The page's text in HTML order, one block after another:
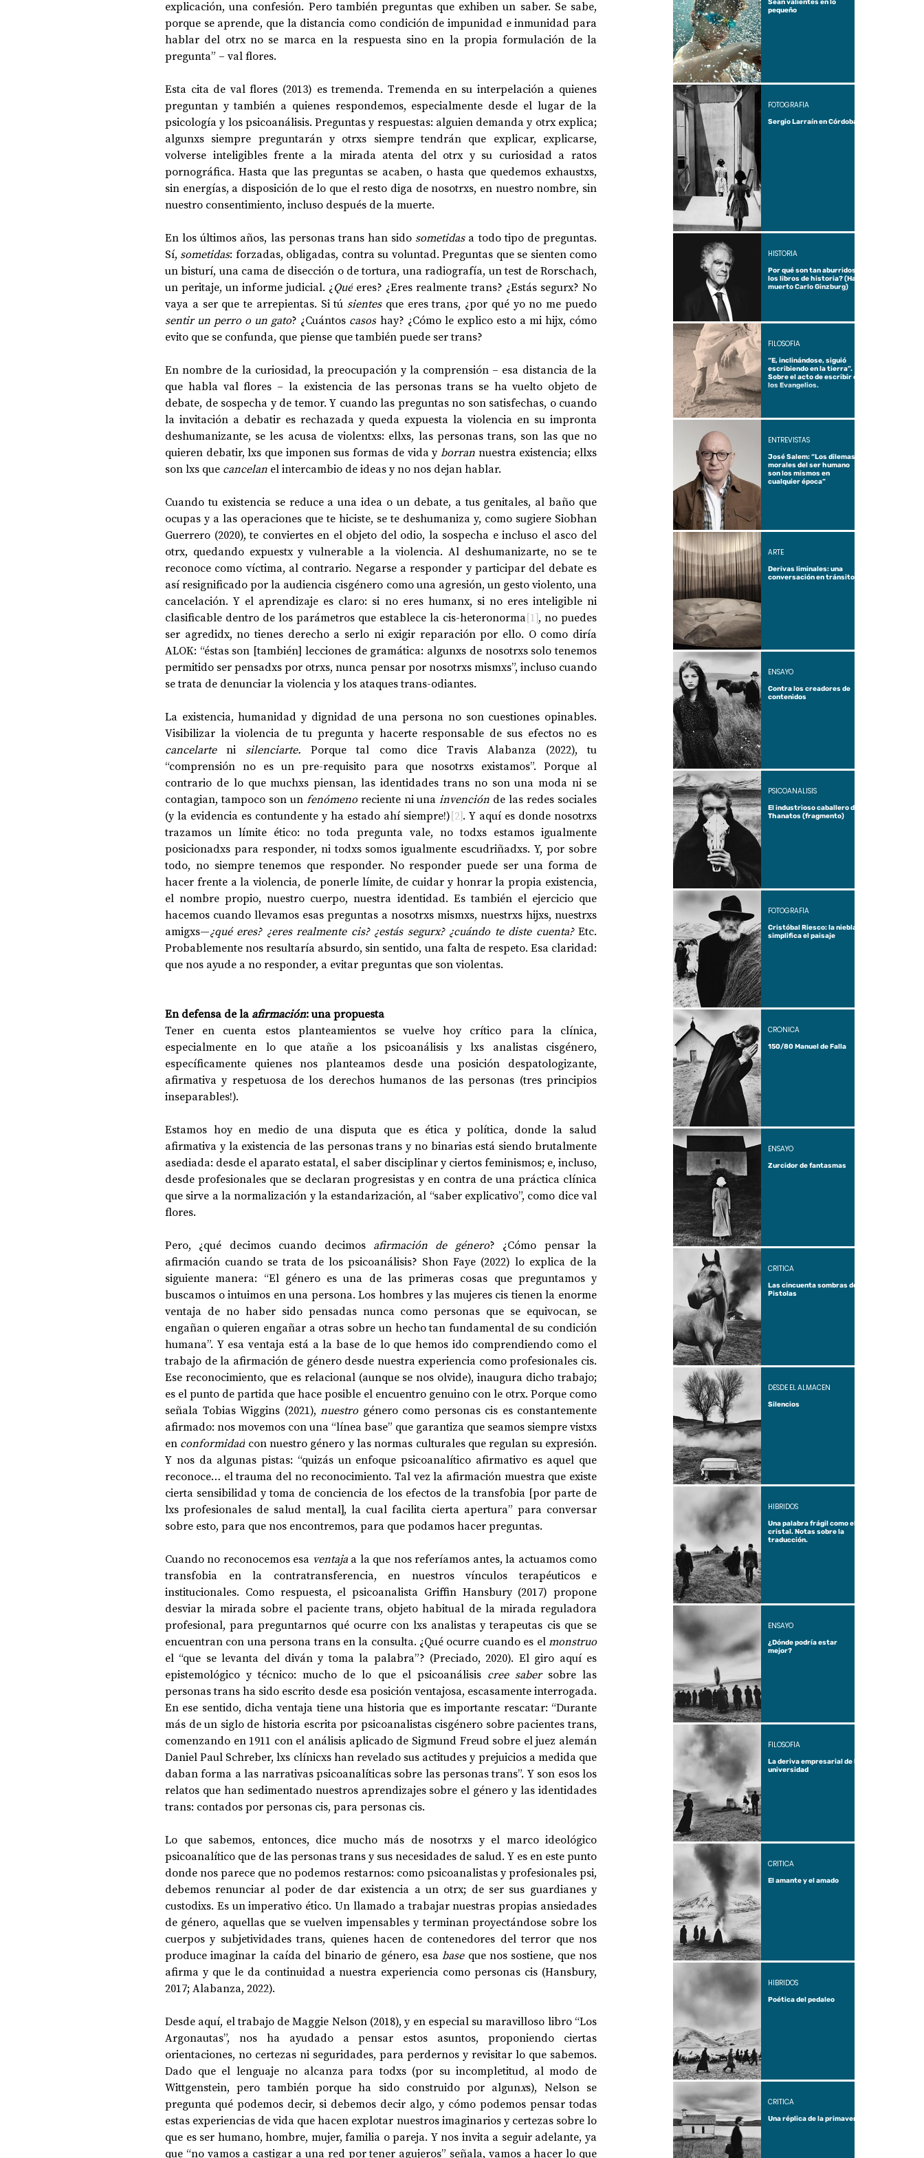
50 AÑOS DEL GOLPE
CIENCIA Y TECNOLOGÍA
explicación, una confesión. Pero también preguntas que exhiben un saber. Se sabe,
porque se aprende, que la distancia como condición de impunidad e inmunidad para
hablar del otrx no se marca en la respuesta sino en la propia formulación de la
pregunta” – val flores.
Esta cita de val flores (2013) es tremenda. Tremenda en su interpelación a quienes
preguntan y también a quienes respondemos, especialmente desde el lugar de la
psicología y los psicoanálisis. Preguntas y respuestas: alguien demanda y otrx explica;
algunxs siempre preguntarán y otrxs siempre tendrán que explicar, explicarse,
volverse inteligibles frente a la mirada atenta del otrx y su curiosidad a ratos
pornográfica. Hasta que las preguntas se acaben, o hasta que quedemos exhaustxs,
sin energías, a disposición de lo que el resto diga de nosotrxs, en nuestro nombre, sin
nuestro consentimiento, incluso después de la muerte.
En los últimos años, las personas trans han sido sometidas a todo tipo de preguntas.
Sí, sometidas: forzadas, obligadas, contra su voluntad. Preguntas que se sienten como
un bisturí, una cama de disección o de tortura, una radiografía, un test de Rorschach,
un peritaje, un informe judicial. ¿Qué eres? ¿Eres realmente trans? ¿Estás segurx? No
vaya a ser que te arrepientas. Si tú sientes
sentir un perro o un gato? ¿Cuántos casos hay? ¿Cómo le explico esto a mi hijx, cómo
evito que se confunda, que piense que también puede ser trans?
En nombre de la curiosidad, la preocupación y la comprensión – esa distancia de la
que habla val flores – la existencia de las personas trans se ha vuelto objeto de
debate, de sospecha y de temor. Y cuando las preguntas no son satisfechas, o cuando
la invitación a debatir es rechazada y queda expuesta la violencia en su impronta
deshumanizante, se les acusa de violentxs: ellxs, las personas trans, son las que no
quieren debatir, lxs que imponen sus formas de vida y borran nuestra existencia; ellxs
son lxs que cancelan el intercambio de ideas y no nos dejan hablar.
Cuando tu existencia se reduce a una idea o un debate, a tus genitales, al baño que
ocupas y a las operaciones que te hiciste, se te deshumaniza y, como sugiere Siobhan
Guerrero (2020), te conviertes en el objeto del odio, la sospecha e incluso el asco del
otrx, quedando expuestx y vulnerable a la violencia. Al deshumanizarte, no se te
reconoce como víctima, al contrario. Negarse a responder y participar del debate es
así resignificado por la audiencia cisgénero como una agresión, un gesto violento, una
cancelación. Y el aprendizaje es claro: si no eres humanx, si no eres inteligible ni
clasificable dentro de los parámetros que establece la cis-heteronorma[1], no puedes
ser agredidx, no tienes derecho a serlo ni exigir reparación por ello. O como diría
ALOK: “éstas son [también] lecciones de gramática: algunxs de nosotrxs solo tenemos
permitido ser pensadxs por otrxs, nunca pensar por nosotrxs mismxs”, incluso cuando
se trata de denunciar la violencia y los ataques trans-odiantes.
La existencia, humanidad y dignidad de una persona no son cuestiones opinables.
cancelarte ni silenciarte. Porque tal como dice Travis Alabanza (2022), tu
“comprensión no es un pre-requisito para que nosotrxs existamos”. Porque al
contrario de lo que muchxs piensan, las identidades trans no son una moda ni se
contagian, tampoco son un fenómeno reciente ni una invención de las redes sociales
(y la evidencia es contundente y ha estado ahí siempre!)[2]. Y aquí es donde nosotrxs
trazamos un límite ético: no toda pregunta vale, no todxs estamos igualmente
posicionadxs para responder, ni todxs somos igualmente escudriñadxs. Y, por sobre
todo, no siempre tenemos que responder. No responder puede ser una forma de
hacer frente a la violencia, de ponerle límite, de cuidar y honrar la propia existencia,
el nombre propio, nuestro cuerpo, nuestra identidad. Es también el ejercicio que
hacemos cuando llevamos esas preguntas a nosotrxs mismxs, nuestrxs hijxs, nuestrxs
amigxs—¿qué eres? ¿eres realmente cis? ¿estás segurx? ¿cuándo te diste cuenta? Etc.
Probablemente nos resultaría absurdo, sin sentido, una falta de respeto. Esa claridad:
que nos ayude a no responder, a evitar preguntas que son violentas.
En defensa de la afirmación: una propuesta
Tener en cuenta estos planteamientos se vuelve hoy crítico para la clínica,
especialmente en lo que atañe a los psicoanálisis y lxs analistas cisgénero,
específicamente quienes nos planteamos desde una posición despatologizante,
afirmativa y respetuosa de los derechos humanos de las personas (tres principios
inseparables!).
Estamos hoy en medio de una disputa que es ética y política, donde la salud
afirmativa y la existencia de las personas trans y no binarias está siendo brutalmente
asediada: desde el aparato estatal, el saber disciplinar y ciertos feminismos; e, incluso,
desde profesionales que se declaran progresistas y en contra de una práctica clínica
que sirve a la normalización y la estandarización, al “saber explicativo”, como dice val
flores.
Pero, ¿qué decimos cuando decimos afirmación de género? ¿Cómo pensar la
afirmación cuando se trata de los psicoanálisis? Shon Faye (2022) lo explica de la
siguiente manera: “El género es una de las primeras cosas que preguntamos y
buscamos o intuimos en una persona. Los hombres y las mujeres cis tienen la enorme
ventaja de no haber sido pensadas nunca como personas que se equivocan, se
engañan o quieren engañar a otras sobre un hecho tan fundamental de su condición
humana”. Y esa ventaja está a la base de lo que hemos ido comprendiendo como el
trabajo de la afirmación de género desde nuestra experiencia como profesionales cis.
Ese reconocimiento, que es relacional (aunque se nos olvide), inaugura dicho trabajo;
es el punto de partida que hace posible el encuentro genuino con le otrx. Porque como
señala Tobias Wiggins (2021), nuestro género como personas cis es constantemente
afirmado: nos movemos con una “línea base” que garantiza que seamos siempre vistxs
en conformidad con nuestro género y las normas culturales que regulan su expresión.
Y nos da algunas pistas: “quizás un enfoque psicoanalítico afirmativo es aquel que
reconoce… el trauma del no reconocimiento. Tal vez la afirmación muestra que existe
cierta sensibilidad y toma de conciencia de los efectos de la transfobia [por parte de
lxs profesionales de salud mental], la cual facilita cierta apertura” para conversar
sobre esto, para que nos encontremos, para que podamos hacer preguntas.
Cuando no reconocemos esa ventaja a la que nos referíamos antes, la actuamos como
transfobia en la contratransferencia, en nuestros vínculos terapéuticos e
institucionales. Como respuesta, el psicoanalista Griffin Hansbury (2017) propone
desviar la mirada sobre el paciente trans, objeto habitual de la mirada reguladora
profesional, para preguntarnos qué ocurre con lxs analistas y terapeutas cis que se
encuentran con una persona trans en la consulta. ¿Qué ocurre cuando es el
monstruo
el “que se levanta del diván y toma la palabra”? (Preciado, 2020). El giro aquí es
epistemológico y técnico: mucho de lo que el psicoanálisis cree saber sobre las
personas trans ha sido escrito desde esa posición ventajosa, escasamente interrogada.
En ese sentido, dicha ventaja tiene una historia que es importante rescatar: “Durante
más de un siglo de historia escrita por psicoanalistas cisgénero sobre pacientes trans,
comenzando en 1911 con el análisis aplicado de Sigmund Freud sobre el juez alemán
Daniel Paul Schreber, lxs clínicxs han revelado sus actitudes y prejuicios a medida que
daban forma a las narrativas psicoanalíticas sobre las personas trans”. Y son esos los
relatos que han sedimentado nuestros aprendizajes sobre el género y las identidades
trans: contados por personas cis, para personas cis.
Lo que sabemos, entonces, dice mucho más de nosotrxs y el marco ideológico
psicoanalítico que de las personas trans y sus necesidades de salud. Y es en este punto
donde nos parece que no podemos restarnos: como psicoanalistas y profesionales psi,
debemos renunciar al poder de dar existencia a un otrx; de ser sus guardianes y
custodixs. Es un imperativo ético. Un llamado a trabajar nuestras propias ansiedades
de género, aquellas que se vuelven impensables y terminan proyectándose sobre los
cuerpos y subjetividades trans, quienes hacen de contenedores del terror que nos
produce imaginar la caída del binario de género, esa base que nos sostiene, que nos
afirma y que le da continuidad a nuestra experiencia como personas cis (Hansbury,
2017; Alabanza, 2022).
Desde aquí, el trabajo de Maggie Nelson (2018), y en especial su maravilloso libro “Los
Argonautas”, nos ha ayudado a pensar estos asuntos, proponiendo ciertas
orientaciones, no certezas ni seguridades, para perdernos y revisitar lo que sabemos.
Dado que el lenguaje no alcanza para todxs (por su incompletitud, al modo de
Wittgenstein, pero también porque ha sido construido por algunxs), Nelson se
pregunta qué podemos decir, si debemos decir algo, y cómo podemos pensar todas
estas experiencias de vida que hacen explotar nuestros imaginarios y certezas sobre lo
que es ser humano, hombre, mujer, familia o pareja. Y nos invita a seguir adelante, ya
que “no vamos a castigar a una red por tener agujeros” señala, vamos a hacer lo que
Sean valientes en lo
pequeño
Sergio Larraín en Córdoba
FOTOGRAFÍA
Por qué son tan aburridos
los libros de historia? (Ha
muerto Carlo Ginzburg)
HISTORIA
“E, inclinándose, siguió
escribiendo en la tierra”.
Sobre el acto de escribir en
los Evangelios.
FILOSOFÍA
José Salem: “Los dilemas
morales del ser humano
son los mismos en
cualquier época”
ENTREVISTAS
Derivas liminales: una
conversación en tránsito
ARTE
Contra los creadores de
contenidos
ENSAYO
El industrioso caballero de
Thanatos (fragmento)
PSICOANÁLISIS
Cristóbal Riesco: la niebla
simplifica el paisaje
FOTOGRAFÍA
150/80 Manuel de Falla
CRÓNICA
Zurcidor de fantasmas
ENSAYO
Las cincuenta sombras de
Pistolas
CRÍTICA
Silencios
DESDE EL ALMACÉN
Una palabra frágil como el
cristal. Notas sobre la
traducción.
HÍBRIDOS
¿Dónde podría estar
mejor?
ENSAYO
La deriva empresarial de la
universidad
FILOSOFÍA
El amante y el amado
CRÍTICA
Poética del pedaleo
HÍBRIDOS
Una réplica de la primavera
CRÍTICA